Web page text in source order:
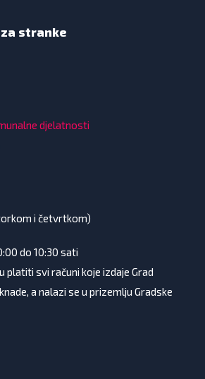
stranke
djelatnosti
i četvrtkom)
do 10:30 sati
platiti svi računi koje izdaje Grad
a nalazi se u prizemlju Gradske